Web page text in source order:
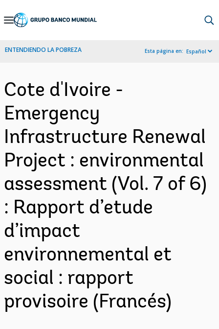
Skip
Navigation
ENTENDIENDO LA POBREZA Esta página en: Español
Cote d'Ivoire -
Emergency
Infrastructure Renewal
Project : environmental
assessment (Vol. 7 of 6)
: Rapport d’etude
d’impact
environnemental et
social : rapport
provisoire (Francés)